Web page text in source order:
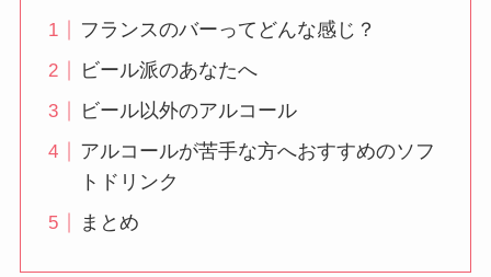
フランスのバーってどんな感じ？
ビール派のあなたへ
ビール以外のアルコール
アルコールが苦手な方へおすすめのソフ
トドリンク
まとめ